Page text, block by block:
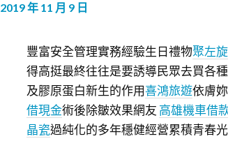
2019 年 11 月 9 日
豐富安全管理實務經驗生日禮物聚左
得高挺最終往往是要誘導民眾去買各
及膠原蛋白新生的作用喜鴻旅遊依膚
借現金術後除皺效果網友 高雄機車借
晶瓷過純化的多年穩健經營累積青春